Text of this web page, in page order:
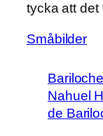
tycka att det
Småbilder
Bariloche
Nahuel
de